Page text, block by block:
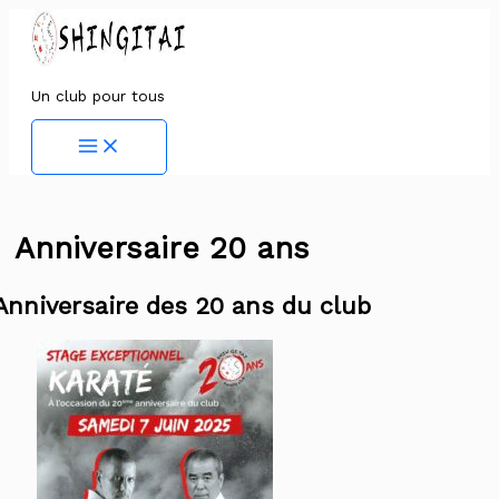
Aller
contenu
Un club pour tous
Main
Menu
Anniversaire 20 ans
des 20 ans du club